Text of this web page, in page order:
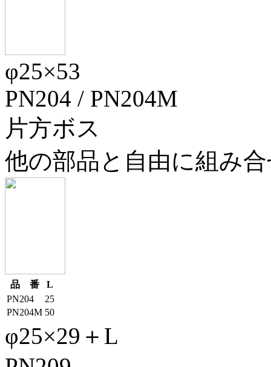
φ25×53
PN204 / PN204M
片方ボス
他の部品と自由に組み
品 番
L
PN204
25
PN204M 50
φ25×29＋L